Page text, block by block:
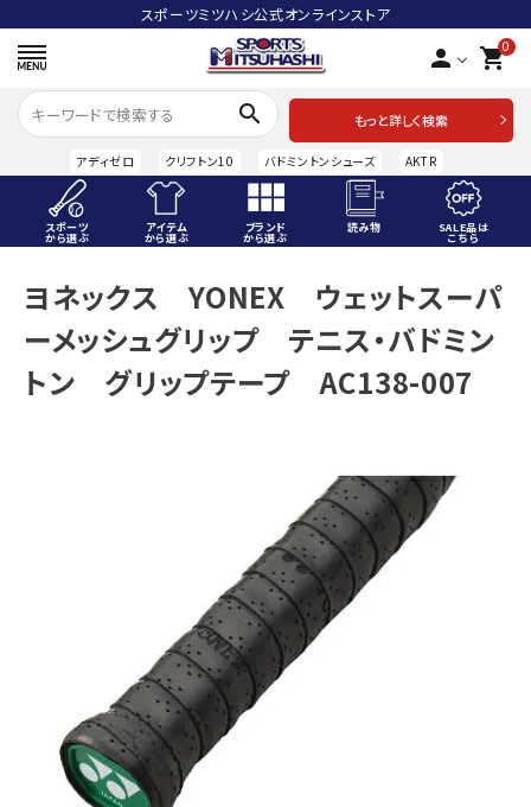
スポーツミツハシ公式オンラインストア
person 0
shopping_cart
search
もっと詳しく検索
アディゼロ クリフトン10 バドミントンシューズ AKTR
スポーツ
から選ぶ
アイテム
から選ぶ
ブランド
から選ぶ
読み物 SALE品は
こちら
ACCOUNT MENU
ようこそ ゲスト 様
meeting_room ログイン person 会員登録
INFORMATIOM
ご利用ガイド
お問い合わせ
ヨネックス YONEX ウェットスーパ
ーメッシュグリップ テニス・バドミン
トン グリップテープ AC138-007